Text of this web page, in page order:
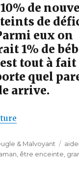
de
de
eux on
1% de
tout à
quel
arrive.
& Malvoyant
, être enceinte,